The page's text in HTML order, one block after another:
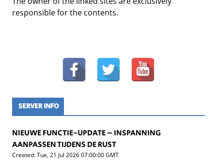
responsible for the contents.
SERVER INFO
NIEUWE FUNCTIE-UPDATE – INSPANNING
AANPASSEN TIJDENS DE RUST
Created: Tue, 21 Jul 2026 07:00:00 GMT